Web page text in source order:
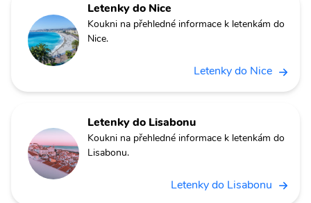
Letenky do Nice
Koukni na přehledné informace k letenkám do
Nice.
Letenky do Nice
Letenky do Lisabonu
Koukni na přehledné informace k letenkám do
Lisabonu.
Letenky do Lisabonu